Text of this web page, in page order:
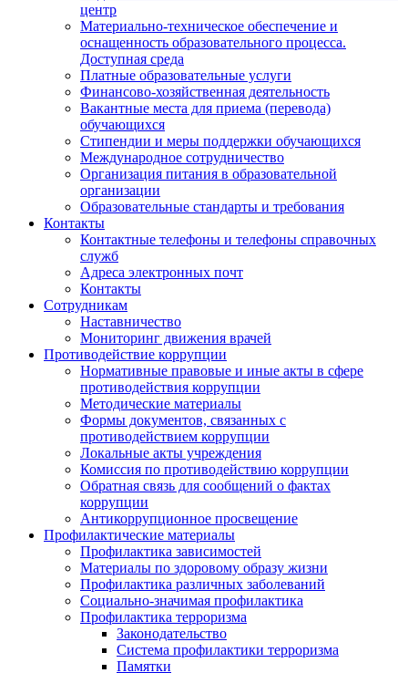
центр
Материально-техническое обеспечение и
оснащенность образовательного процесса.
Доступная среда
Платные образовательные услуги
Финансово-хозяйственная деятельность
Вакантные места для приема (перевода)
обучающихся
Стипендии и меры поддержки обучающихся
Международное сотрудничество
Организация питания в образовательной
организации
Образовательные стандарты и требования
Контакты
Контактные телефоны и телефоны справочных
служб
Адреса электронных почт
Контакты
Сотрудникам
Наставничество
Мониторинг движения врачей
Противодействие коррупции
Нормативные правовые и иные акты в сфере
противодействия коррупции
Методические материалы
Формы документов, связанных с
противодействием коррупции
Локальные акты учреждения
Комиссия по противодействию коррупции
Обратная связь для сообщений о фактах
коррупции
Антикоррупционное просвещение
Профилактические материалы
Профилактика зависимостей
Материалы по здоровому образу жизни
Профилактика различных заболеваний
Социально-значимая профилактика
Профилактика терроризма
Законодательство
Система профилактики терроризма
Памятки